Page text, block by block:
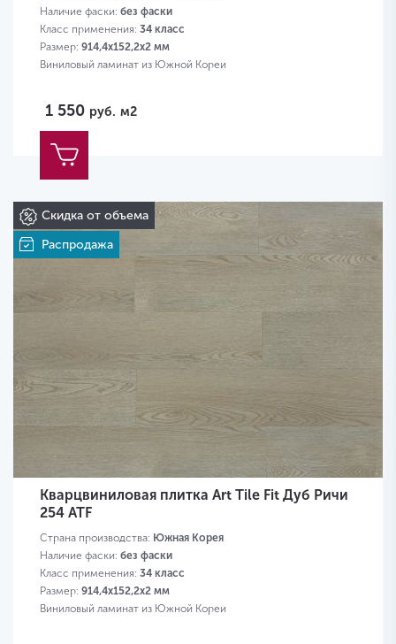
Наличие фаски: без фаски
Класс применения: 34 класс
Размер: 914,4х152,2х2 мм
Виниловый ламинат из Южной Кореи
1 550 руб. м2
Скидка от объема
Распродажа
Кварцвиниловая плитка Art Tile Fit Дуб Ричи
254 ATF
Страна производства: Южная Корея
Наличие фаски: без фаски
Класс применения: 34 класс
Размер: 914,4х152,2х2 мм
Виниловый ламинат из Южной Кореи